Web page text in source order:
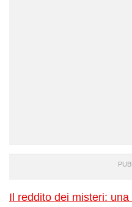
Il reddito dei misteri: